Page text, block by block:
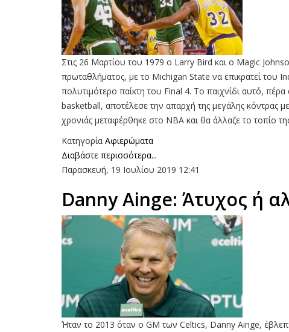
Στις 26 Μαρτίου του 1979 ο Larry Bird και ο Magic
πρωταθλήματος, με το Michigan State να επικρατεί του
πολυτιμότερο παίκτη του Final 4. Το παιχνίδι αυτό,
basketball, αποτέλεσε την απαρχή της μεγάλης κόντρας
χρονιάς μεταφέρθηκε στο NBA και θα άλλαζε το τοπίο
Κατηγορία Αφιερώματα
Διαβάστε περισσότερα...
Παρασκευή, 19 Ιουλίου 2019 12:41
Danny Ainge: Άτυχος ή
Ήταν το 2013 όταν ο GM των Celtics, Danny Ainge,